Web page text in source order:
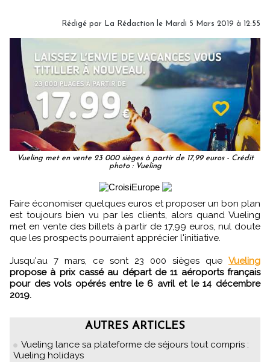
Rédigé par La Rédaction le Mardi 5 Mars 2019 à 12:55
Vueling met en vente 23 000 sièges à partir de 17,99 euros - Crédit
photo : Vueling
Faire économiser quelques euros et proposer un bon plan
est toujours bien vu par les clients, alors quand Vueling
met en vente des billets à partir de 17,99 euros, nul doute
que les prospects pourraient apprécier l'initiative.
Jusqu'au 7 mars, ce sont 23 000 sièges que Vueling
propose à prix cassé au départ de 11 aéroports français
pour des vols opérés entre le 6 avril et le 14 décembre
2019.
AUTRES ARTICLES
Vueling lance sa plateforme de séjours tout compris :
Vueling holidays